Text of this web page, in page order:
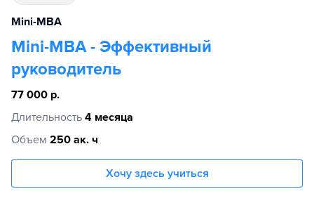
Mini-MBA
Mini-MBA - Эффективный
руководитель
77 000 р.
Длительность 4 месяца
Объем 250 ак. ч
Хочу здесь учиться